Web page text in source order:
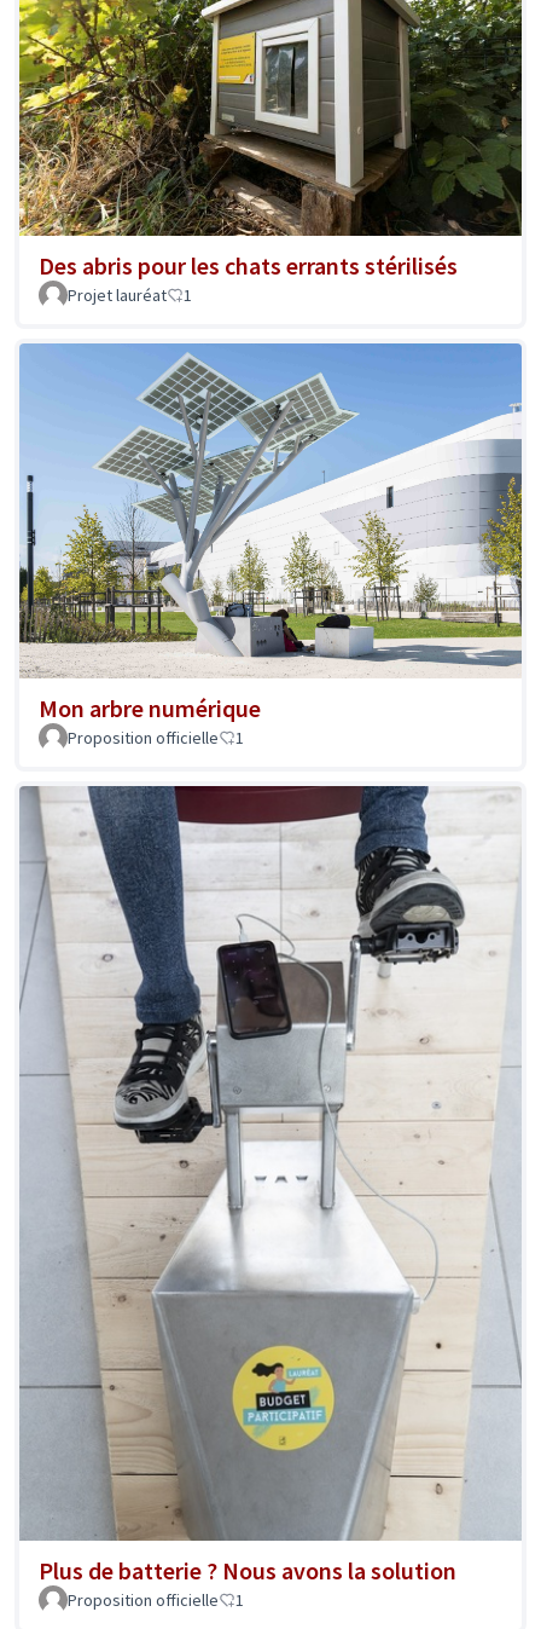
Des abris pour les chats errants stérilisés
Projet lauréat 1
Mon arbre numérique
Proposition officielle 1
Plus de batterie ? Nous avons la solution
Proposition officielle 1